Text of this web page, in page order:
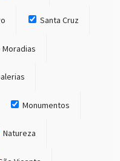
Santa Cruz
Monumentos
Natureza